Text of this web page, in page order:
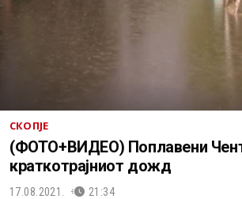
СКОПЈЕ
(ФОТО+ВИДЕО) Поплавени
краткотрајниот дожд
17.08.2021. 21:34